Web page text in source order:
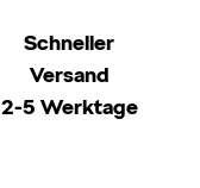
Schneller
Versand
2-5 Werktage